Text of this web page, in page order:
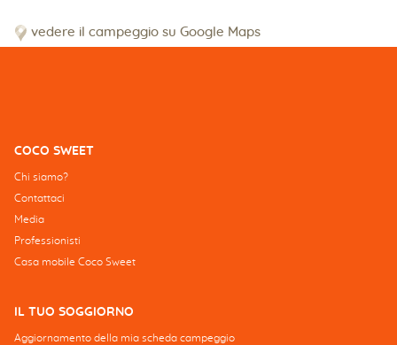
vedere il campeggio su Google Maps
COCO SWEET
Chi siamo?
Contattaci
Media
Professionisti
Casa mobile Coco Sweet
IL TUO SOGGIORNO
Aggiornamento della mia scheda campeggio